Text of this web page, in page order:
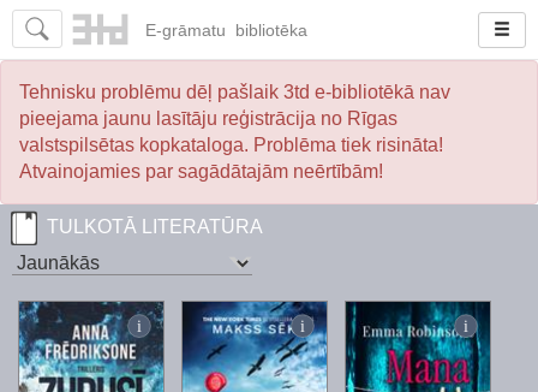
E-grāmatu bibliotēka
Tehnisku problēmu dēļ pašlaik 3td e-bibliotēkā nav
pieejama jaunu lasītāju reģistrācija no Rīgas
valstspilsētas kopkataloga. Problēma tiek risināta!
Atvainojamies par sagādātajām neērtībām!
TULKOTĀ LITERATŪRA